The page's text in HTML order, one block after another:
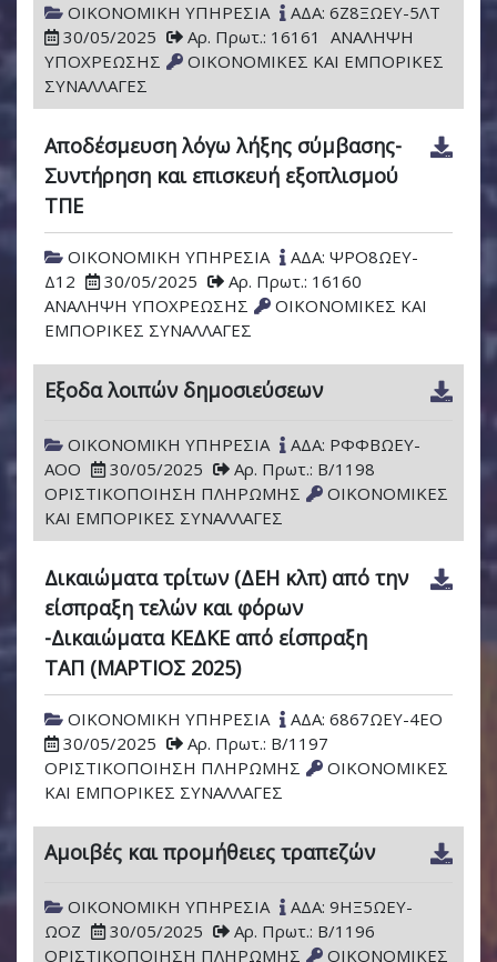
ΟΙΚΟΝΟΜΙΚΗ ΥΠΗΡΕΣΙΑ
ΑΔΑ: 6Ζ8ΞΩΕΥ-5ΛΤ
30/05/2025
Αρ. Πρωτ.: 16161
ΑΝΑΛΗΨΗ
ΥΠΟΧΡΕΩΣΗΣ
ΟΙΚΟΝΟΜΙΚΕΣ ΚΑΙ ΕΜΠΟΡΙΚΕΣ
ΣΥΝΑΛΛΑΓΕΣ
Αποδέσμευση λόγω λήξης σύμβασης-
Συντήρηση και επισκευή εξοπλισμού
ΤΠΕ
ΟΙΚΟΝΟΜΙΚΗ ΥΠΗΡΕΣΙΑ
ΑΔΑ: ΨΡΟ8ΩΕΥ-
Δ12
30/05/2025
Αρ. Πρωτ.: 16160
ΑΝΑΛΗΨΗ ΥΠΟΧΡΕΩΣΗΣ
ΟΙΚΟΝΟΜΙΚΕΣ ΚΑΙ
ΕΜΠΟΡΙΚΕΣ ΣΥΝΑΛΛΑΓΕΣ
Εξοδα λοιπών δημοσιεύσεων
ΟΙΚΟΝΟΜΙΚΗ ΥΠΗΡΕΣΙΑ
ΑΔΑ: ΡΦΦΒΩΕΥ-
ΑΟΟ
30/05/2025
Αρ. Πρωτ.: Β/1198
ΟΡΙΣΤΙΚΟΠΟΙΗΣΗ ΠΛΗΡΩΜΗΣ
ΟΙΚΟΝΟΜΙΚΕΣ
ΚΑΙ ΕΜΠΟΡΙΚΕΣ ΣΥΝΑΛΛΑΓΕΣ
Δικαιώματα τρίτων (ΔΕΗ κλπ) από την
είσπραξη τελών και φόρων
-Δικαιώματα ΚΕΔΚΕ από είσπραξη
ΤΑΠ (ΜΑΡΤΙΟΣ 2025)
ΟΙΚΟΝΟΜΙΚΗ ΥΠΗΡΕΣΙΑ
ΑΔΑ: 6867ΩΕΥ-4ΕΟ
30/05/2025
Αρ. Πρωτ.: Β/1197
ΟΡΙΣΤΙΚΟΠΟΙΗΣΗ ΠΛΗΡΩΜΗΣ
ΟΙΚΟΝΟΜΙΚΕΣ
ΚΑΙ ΕΜΠΟΡΙΚΕΣ ΣΥΝΑΛΛΑΓΕΣ
Αμοιβές και προμήθειες τραπεζών
ΟΙΚΟΝΟΜΙΚΗ ΥΠΗΡΕΣΙΑ
ΑΔΑ: 9ΗΞ5ΩΕΥ-
ΩΟΖ
30/05/2025
Αρ. Πρωτ.: Β/1196
ΟΡΙΣΤΙΚΟΠΟΙΗΣΗ ΠΛΗΡΩΜΗΣ
ΟΙΚΟΝΟΜΙΚΕΣ